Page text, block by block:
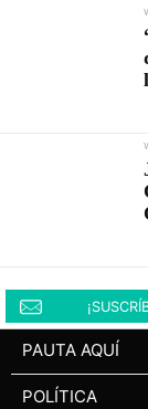
PAUTA AQUÍ
POLÍTICA